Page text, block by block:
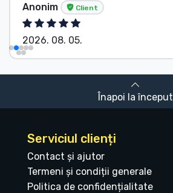
Înapoi la început
Serviciul clienți
Contact și ajutor
Termeni și condiții generale
Politica de confidențialitate